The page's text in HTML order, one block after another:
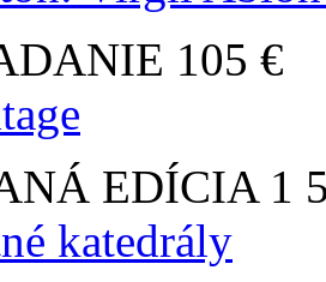
105 €
EDÍCIA 1
katedrály